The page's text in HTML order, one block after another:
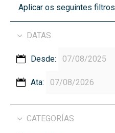
Aplicar os seguintes filtros
DATAS
Desde:
Ata:
CATEGORÍAS